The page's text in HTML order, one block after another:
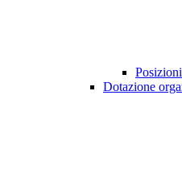
Dotazione